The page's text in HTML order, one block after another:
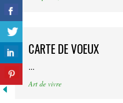
CARTE DE VOEUX
...
Art de vivre